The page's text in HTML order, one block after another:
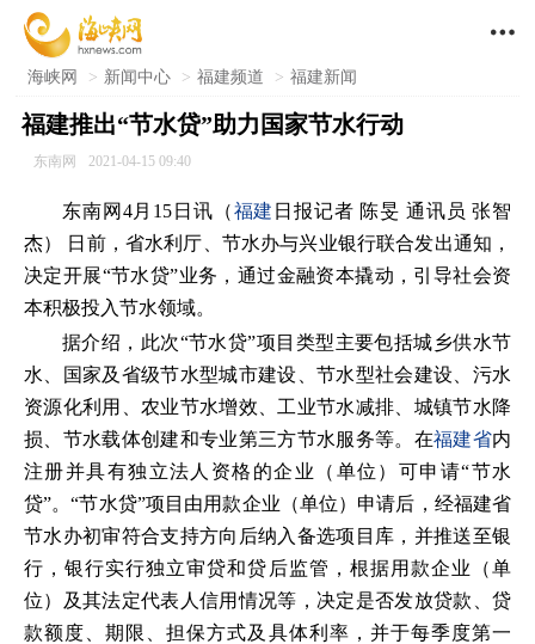

海峡网 > 新闻中心 > 福建频道 > 福建新闻
福建推出“节水贷”助力国家节水行动
东南网 2021-04-15 09:40
东南网4月15日讯（福建 日报记者 陈旻 通讯员 张智
杰） 日前，省水利厅、节水办与兴业银行联合发出通知，
决定开展“节水贷”业务，通过金融资本撬动，引导社会资
本积极投入节水领域。
据介绍，此次“节水贷”项目类型主要包括城乡供水节
水、国家及省级节水型城市建设、节水型社会建设、污水
资源化利用、农业节水增效、工业节水减排、城镇节水降
损、节水载体创建和专业第三方节水服务等。在福建省内
注册并具有独立法人资格的企业（单位）可申请“节水
贷”。“节水贷”项目由用款企业（单位）申请后，经福建省
节水办初审符合支持方向后纳入备选项目库，并推送至银
行，银行实行独立审贷和贷后监管，根据用款企业（单
位）及其法定代表人信用情况等，决定是否发放贷款、贷
款额度、期限、担保方式及具体利率，并于每季度第一